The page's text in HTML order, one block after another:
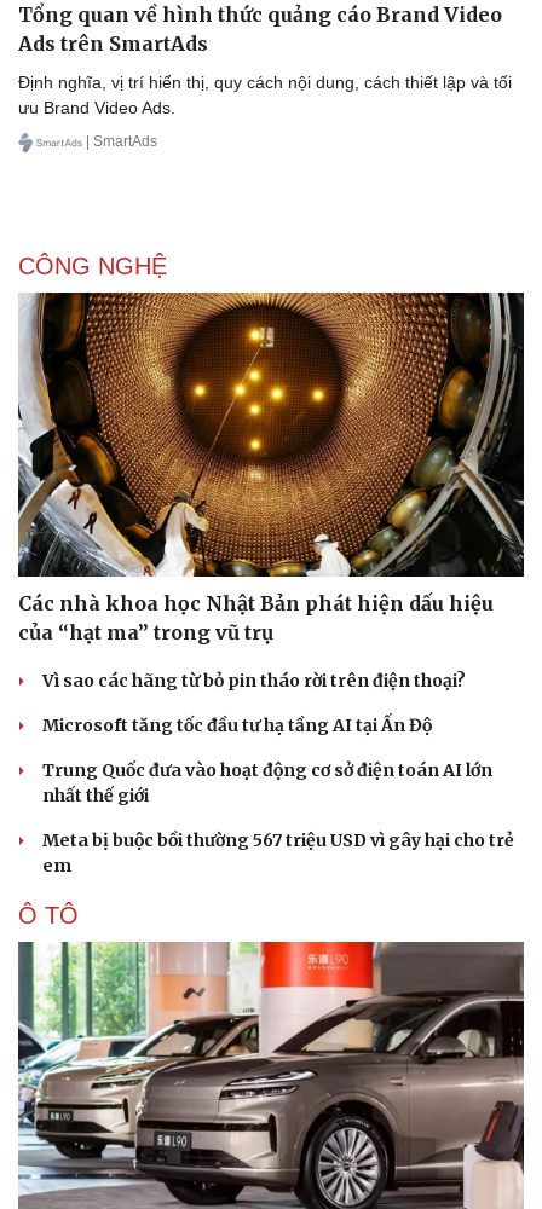
Bóng đá
Lịch thi đấu bóng đá
eSports
Hậu trường
Ô tô
Tổng quan về hình thức quảng cáo Brand Video
Ads trên SmartAds
Định nghĩa, vị trí hiển thị, quy cách nội dung, cách thiết lập và tối
ưu Brand Video Ads.
| SmartAds
CÔNG NGHỆ
Các nhà khoa học Nhật Bản phát hiện dấu hiệu
của “hạt ma” trong vũ trụ
Vì sao các hãng từ bỏ pin tháo rời trên điện thoại?
Microsoft tăng tốc đầu tư hạ tầng AI tại Ấn Độ
Trung Quốc đưa vào hoạt động cơ sở điện toán AI lớn
nhất thế giới
Meta bị buộc bồi thường 567 triệu USD vì gây hại cho trẻ
em
Ô TÔ